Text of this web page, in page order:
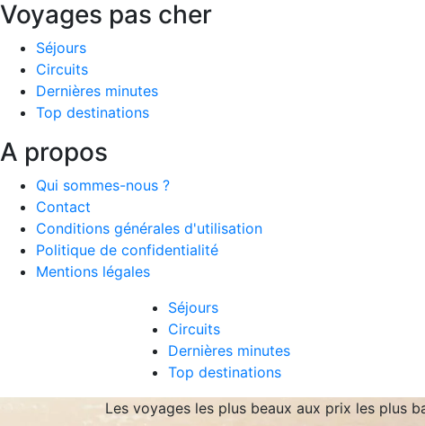
Voyages pas cher
Séjours
Circuits
Dernières minutes
Top destinations
A propos
Qui sommes-nous ?
Contact
Conditions générales d'utilisation
Politique de confidentialité
Mentions légales
Séjours
Circuits
Dernières minutes
Top destinations
Les voyages les plus beaux aux prix les plus